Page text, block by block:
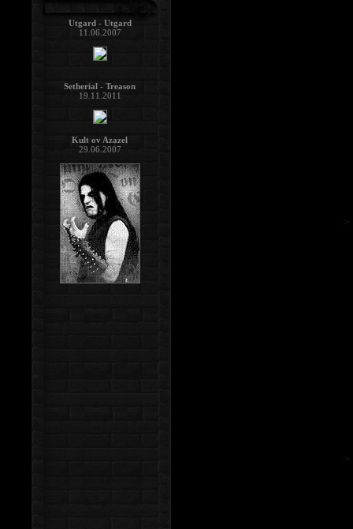
Utgard - Utgard
11.06.2007
Setherial - Treason
19.11.2011
Kult ov Azazel
29.06.2007